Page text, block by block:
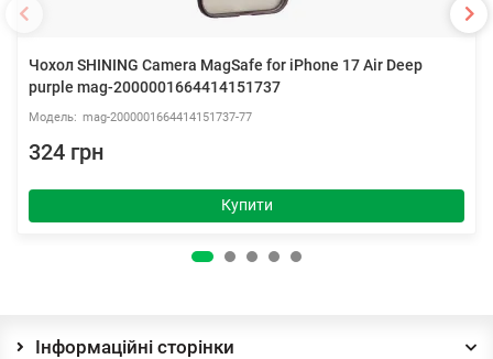
Чохол SHINING Camera MagSafe for iPhone 17 Air Deep
purple mag-2000001664414151737
mag-2000001664414151737-77
324 грн
Купити
Інформаційні сторінки